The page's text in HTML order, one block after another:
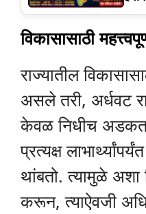
विकासासाठी
राज्यातील
असले तरी, अर्धवट
केवळ निधीच अडकत
प्रत्यक्ष
थांबतो. त्यामुळे अशा
करून, त्याऐवजी